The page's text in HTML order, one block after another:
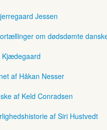
Jessen
om dødsdømte
Kjædegaard
af Håkan Nesser
af Keld Conradsen
af Siri Hustvedt